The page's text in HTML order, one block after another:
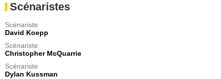
Scénaristes
Scénariste
David Koepp
Scénariste
Christopher McQuarrie
Scénariste
Dylan Kussman